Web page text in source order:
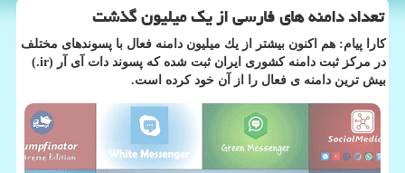
تعداد دامنه های فارسی از یك میلیون گذشت
كارا پیام: هم اكنون بیشتر از یك میلیون دامنه فعال با پسوندهای مختلف
در مركز ثبت دامنه كشوری ایران ثبت شده كه پسوند دات آی آر (ir.)
بیش ترین دامنه ی فعال را از آن خود كرده است.